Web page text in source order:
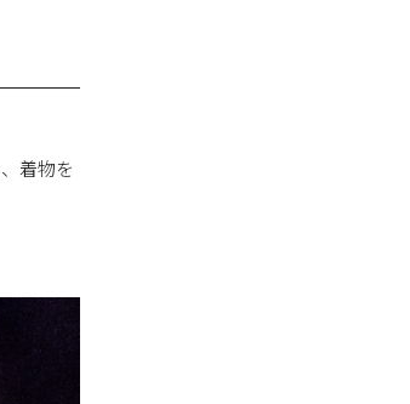
着物を